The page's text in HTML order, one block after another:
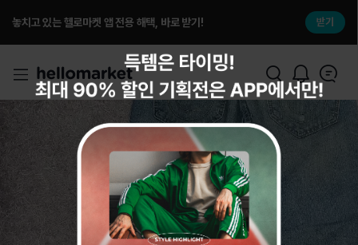
놓치고 있는 헬로마켓 앱 전용 해택, 바로 받기! 받기